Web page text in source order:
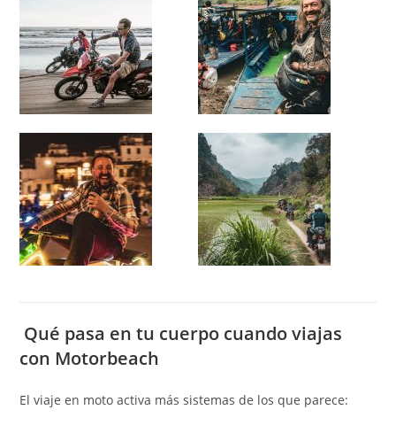
Qué pasa en tu cuerpo cuando viajas
con Motorbeach
El viaje en moto activa más sistemas de los que parece: